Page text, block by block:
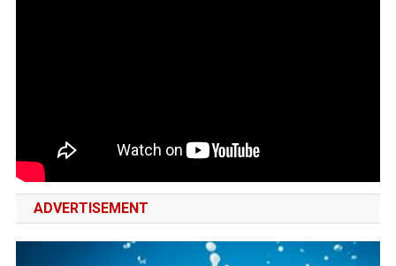
ADVERTISEMENT